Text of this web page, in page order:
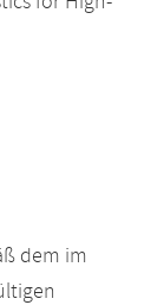
dem im